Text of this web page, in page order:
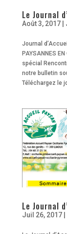
Le Journal
Août 3, 2017|
Journal
PAYSANNES
spécial
notre bulletin
Téléchargez le
Le Journal
Juil 26, 2017|